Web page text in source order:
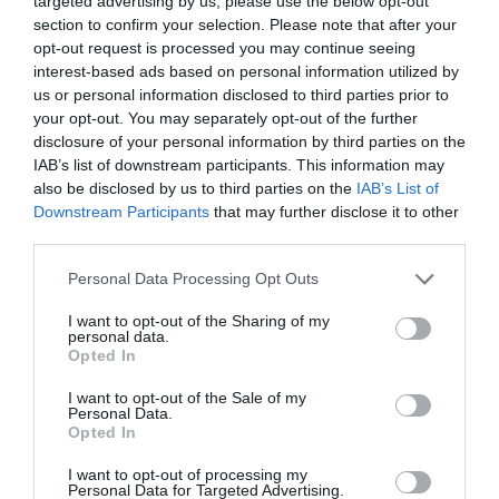
section to confirm your selection. Please note that after your
opt-out request is processed you may continue seeing
interest-based ads based on personal information utilized by
us or personal information disclosed to third parties prior to
your opt-out. You may separately opt-out of the further
disclosure of your personal information by third parties on the
IAB’s list of downstream participants. This information may
also be disclosed by us to third parties on the IAB’s List of
Downstream Participants that may further disclose it to other
Personal Data Processing Opt Outs
I want to opt-out of the Sharing of my
personal data.
Opted In
I want to opt-out of the Sale of my
Personal Data.
Opted In
I want to opt-out of processing my
Personal Data for Targeted Advertising.
Προηγούμενα έργα του “KLE”
-Πώς επηρέασε η παραμονή σας στη Γερμανία τη
ματιά σας γύρω από τα εικαστικά;
Δεν ήταν τόσο τα καλλιτεχνικά κινήματα που με
επηρέασαν στη Γερμανία, μιας και πολλούς
ένα πραγματικό κοινωνικό συμβόλαιο. Το κράτος
λειτουργεί σε αρμονία με τον πολίτη: τα νοσοκομεία,
τα σχολεία, τα αεροδρόμια, τα τρένα, όλα
μου άνοιξε τα μάτια.
Επίσης, η Γερμανία είναι βαθιά φιλότεχνη. Εκεί κανείς